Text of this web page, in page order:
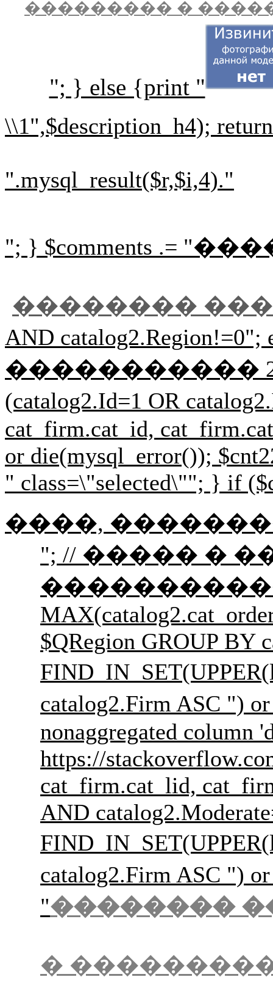
��������� �
"; } else {print "
\\1",$description_h4);
".mysql_result($r,$i,4)."
"; } $comments .= "
��������
AND
����������� 2
(catalog2.Id=1 OR
cat_firm.cat_id,
or die(mysql_error());
" class=\"selected\""; } if
����,
"; // ����� �
�����������
$QRegion GROUP BY
catalog2.Firm ASC
nonaggregated column
https://
cat_firm.cat_lid,
AND
catalog2.Firm
"��������
�